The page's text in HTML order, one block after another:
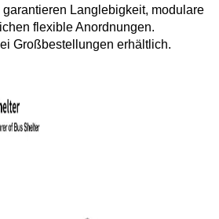
Langlebigkeit, modulare
flexible Anordnungen.
Großbestellungen erhältlich.